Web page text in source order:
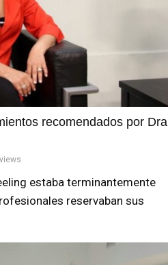
recomendados por
estaba terminantemente
reservaban sus